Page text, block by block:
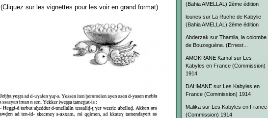
(Bahia AMELLAL) 2ème édition
lounes sur La Ruche de Kabylie
(Bahia AMELLAL) 2ème édition
Abderzak sur Thamila, la colombe
de Bouzeguène. (Ernest...
AMOKRANE Kamalsur Les
Kabyles en France (Commission)
1914
DAHMANEsur Les Kabyles en
France (Commission) 1914
Malikasur Les Kabyles en France
(Commission) 1914
(Cliquez sur les vignettes pour les voir en grand format)